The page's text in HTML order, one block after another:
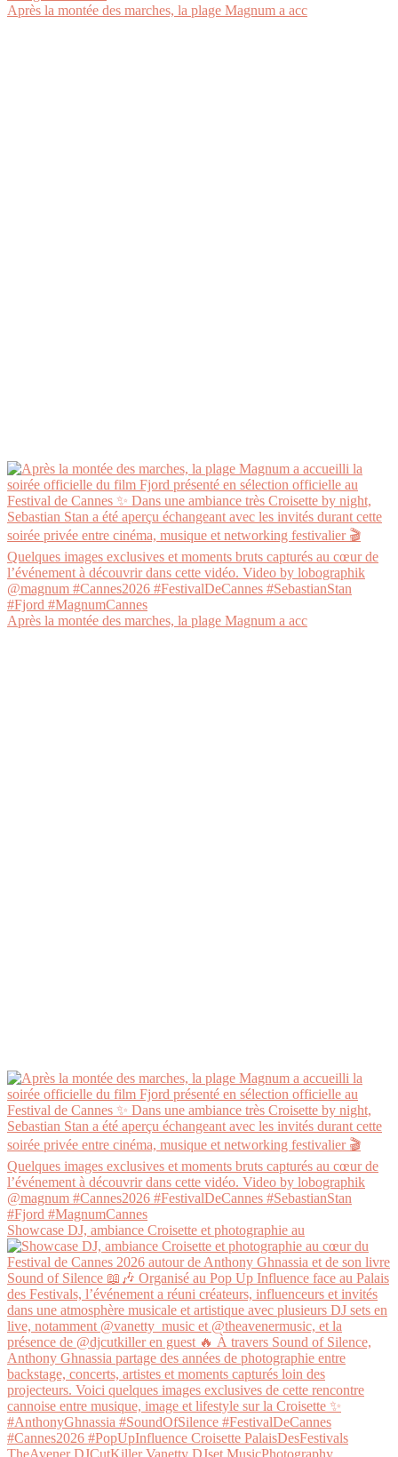
Après la montée des marches, la plage Magnum a acc
Après la montée des marches, la plage Magnum a acc
Showcase DJ, ambiance Croisette et photographie au